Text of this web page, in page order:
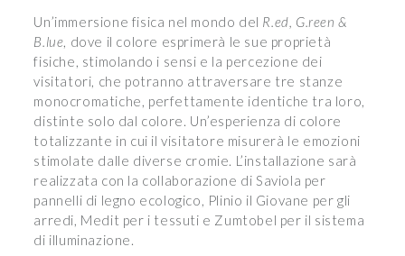
Un’immersione fisica nel mondo del R.ed, G.reen &
B.lue, dove il colore esprimerà le sue proprietà
fisiche, stimolando i sensi e la percezione dei
visitatori, che potranno attraversare tre stanze
monocromatiche, perfettamente identiche tra loro,
distinte solo dal colore. Un’esperienza di colore
totalizzante in cui il visitatore misurerà le emozioni
stimolate dalle diverse cromie. L’installazione sarà
realizzata con la collaborazione di Saviola per
pannelli di legno ecologico, Plinio il Giovane per gli
arredi, Medit per i tessuti e Zumtobel per il sistema
di illuminazione.